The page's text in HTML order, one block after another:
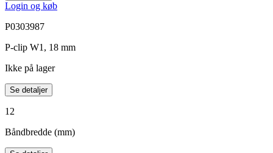
Login og køb
P0303987
P-clip W1, 18 mm
Ikke på lager
Se detaljer
12
Båndbredde (mm)